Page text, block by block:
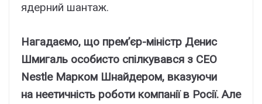
ядерний шантаж.
Нагадаємо, що прем’єр-міністр Денис
Шмигаль особисто спілкувався з СEO
Nestle Марком Шнайдером, вказуючи
на неетичність роботи компанії в Росії. Але